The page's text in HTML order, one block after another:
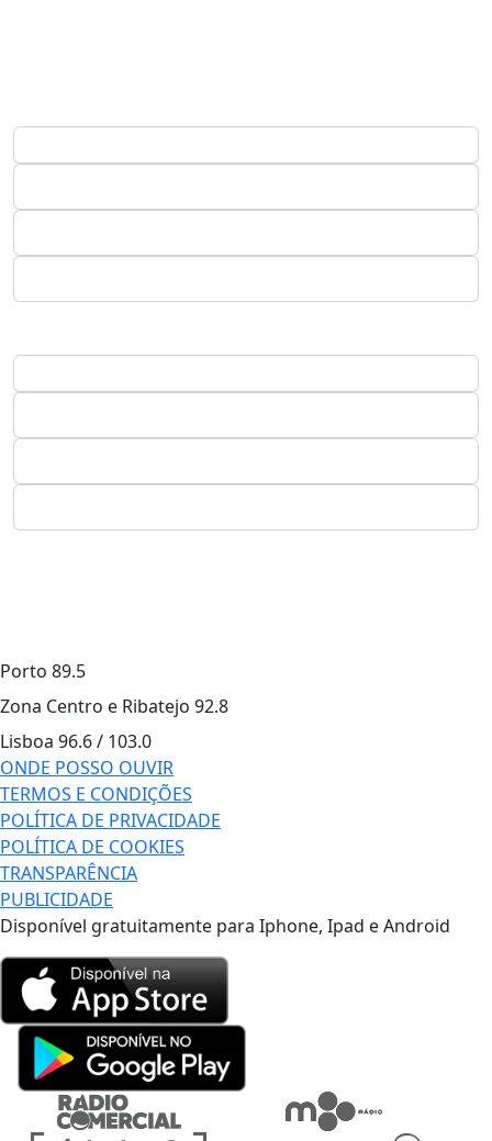
Porto 89.5
Zona Centro e Ribatejo 92.8
Lisboa 96.6 / 103.0
ONDE POSSO OUVIR
TERMOS E CONDIÇÕES
POLÍTICA DE PRIVACIDADE
POLÍTICA DE COOKIES
TRANSPARÊNCIA
PUBLICIDADE
Disponível gratuitamente para Iphone, Ipad e Android